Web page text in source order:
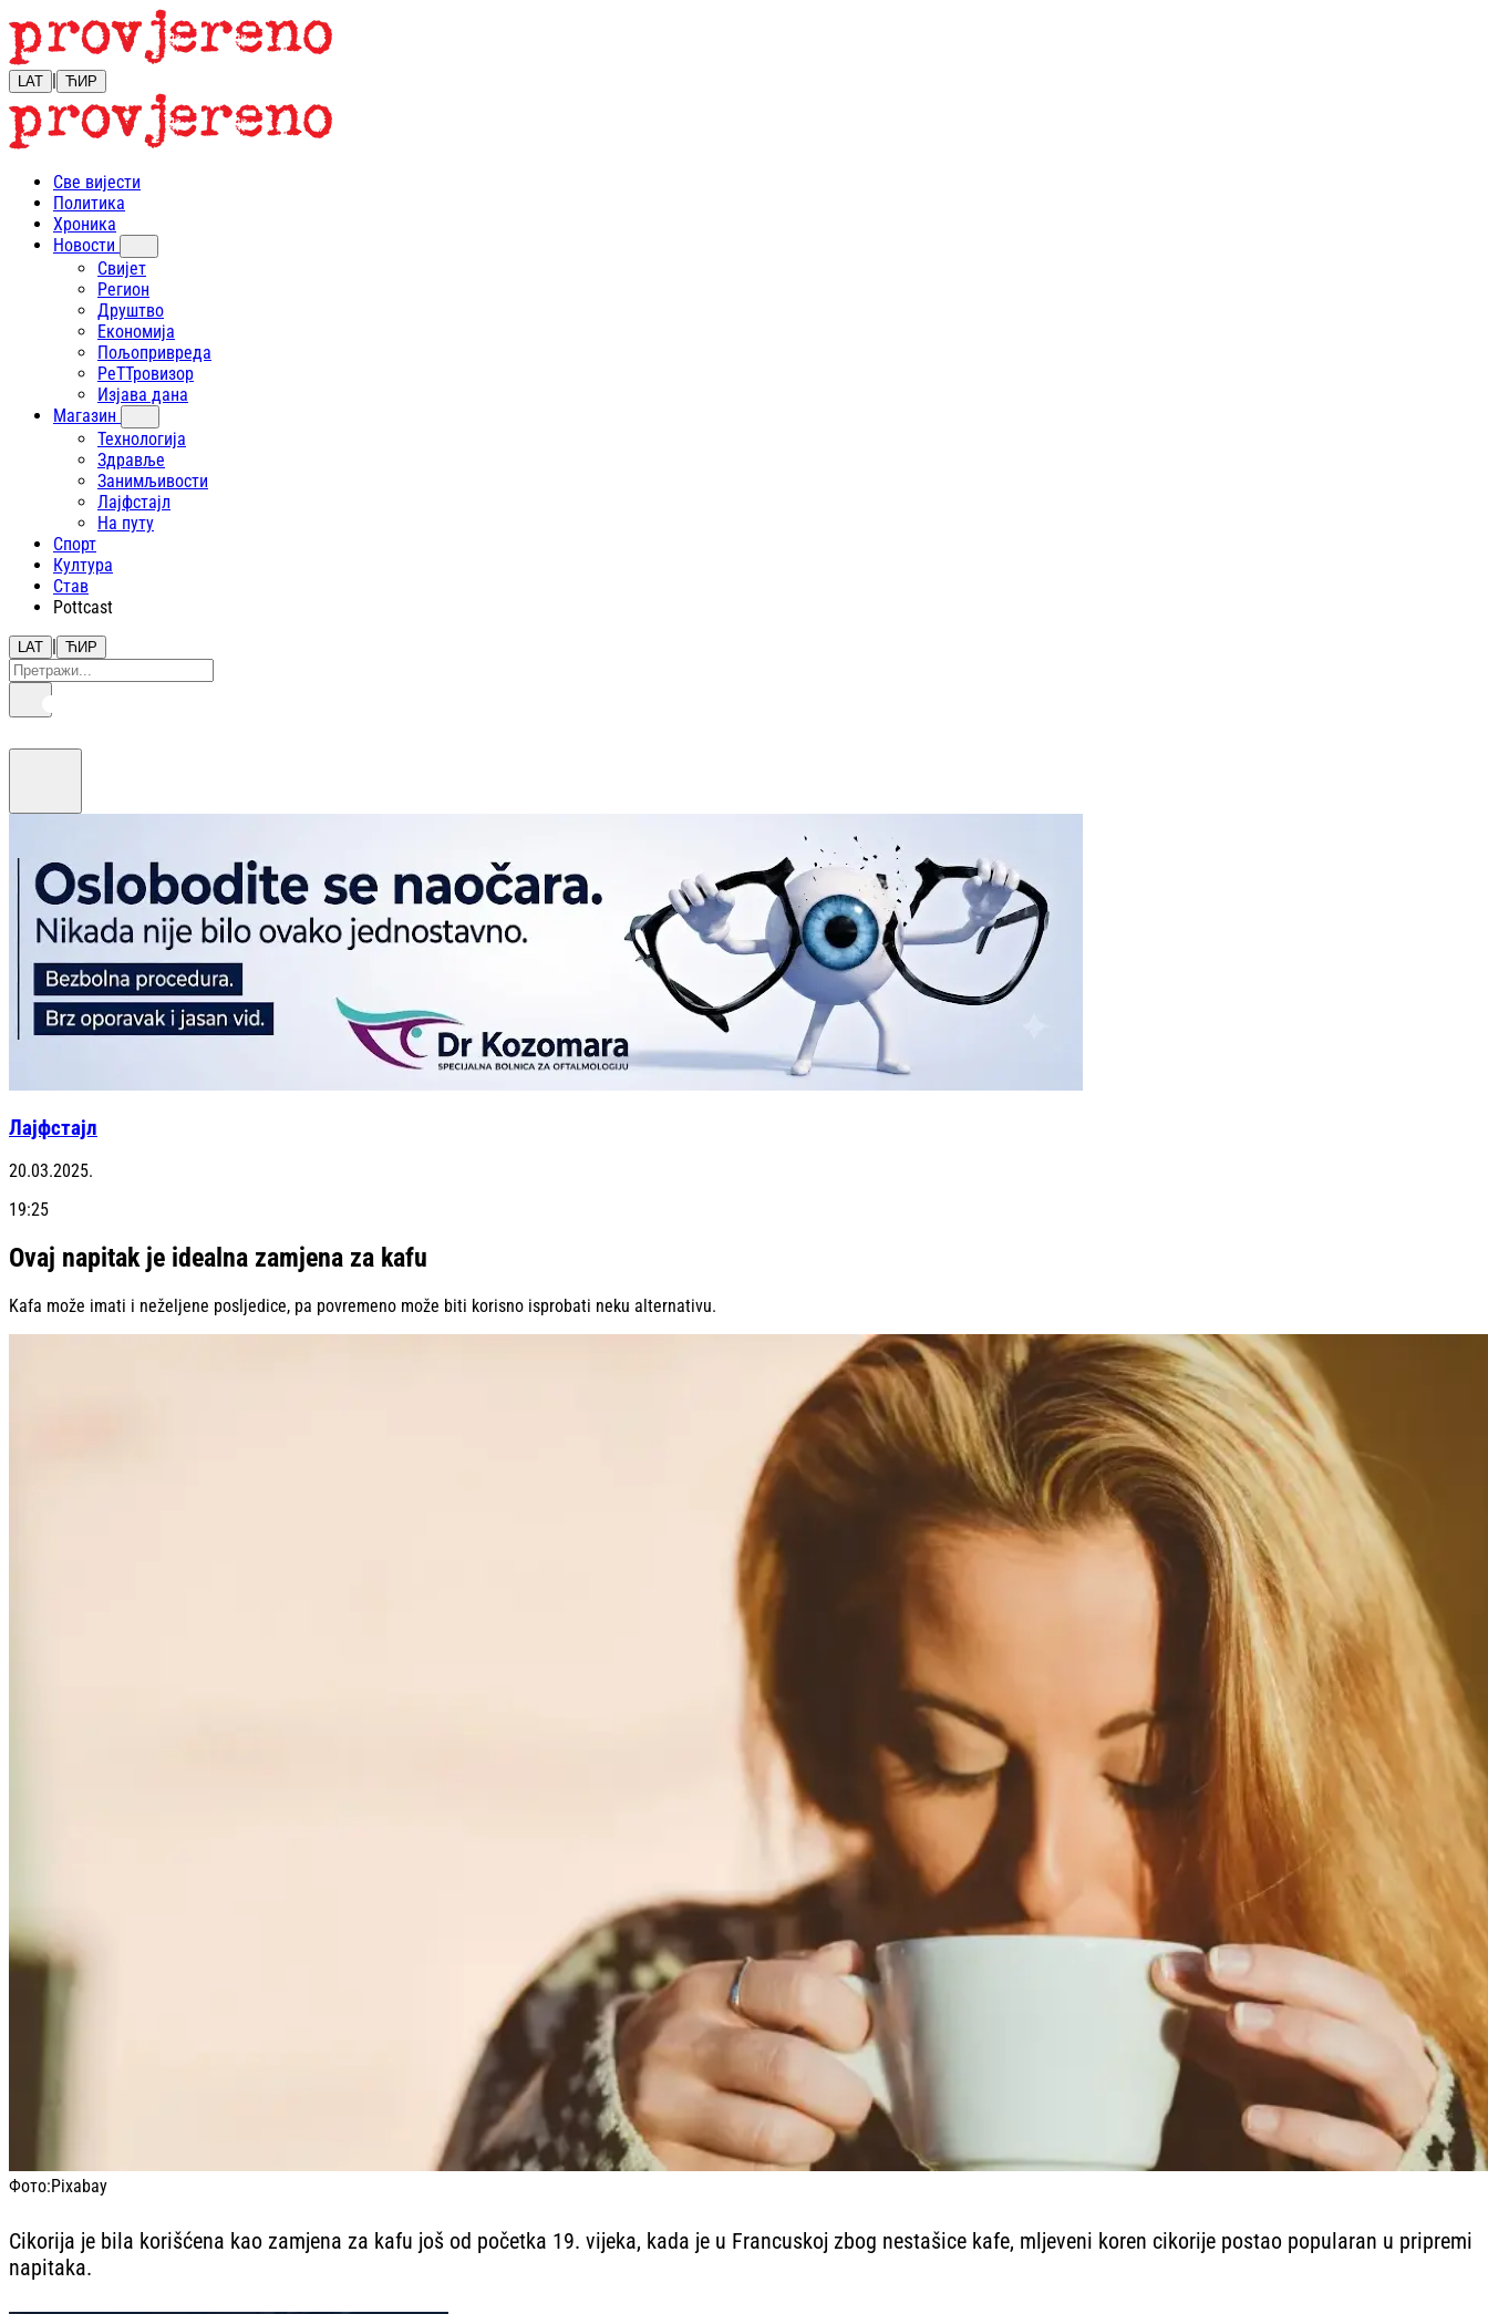
LAT | ЋИР
Све вијести
Политика
Хроника
Новости
Свијет
Регион
Друштво
Економија
Пољопривреда
РеТТровизор
Изјава дана
Магазин
Технологија
Здравље
Занимљивости
Лајфстajл
На путу
Спорт
Култура
Став
Pottcast
LAT | ЋИР
Лајфстajл
20.03.2025.
19:25
Ovaj napitak je idealna zamjena za kafu
Kafa može imati i neželjene posljedice, pa povremeno može biti korisno isprobati neku alternativu.
Фото:Pixabay
Cikorija je bila korišćena kao zamjena za kafu još od početka 19. vijeka, kada je u Francuskoj zbog nestašice kafe, mljeveni koren cikorije postao popularan u pripremi
napitaka.